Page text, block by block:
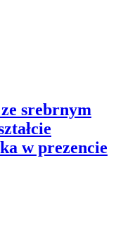
srebrnym
w prezencie